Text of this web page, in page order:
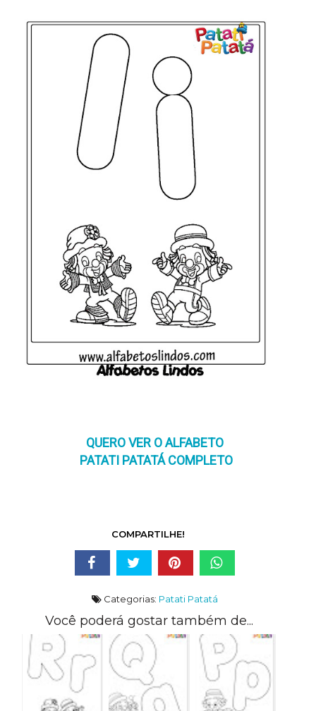
QUERO VER O ALFABETO
PATATI PATATÁ COMPLETO
COMPARTILHE!
Categorias: Patati Patatá
Você poderá gostar também de...